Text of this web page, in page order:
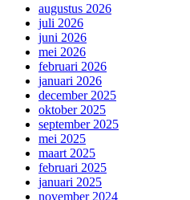
augustus 2026
juli 2026
juni 2026
mei 2026
februari 2026
januari 2026
december 2025
oktober 2025
september 2025
mei 2025
maart 2025
februari 2025
januari 2025
november 2024